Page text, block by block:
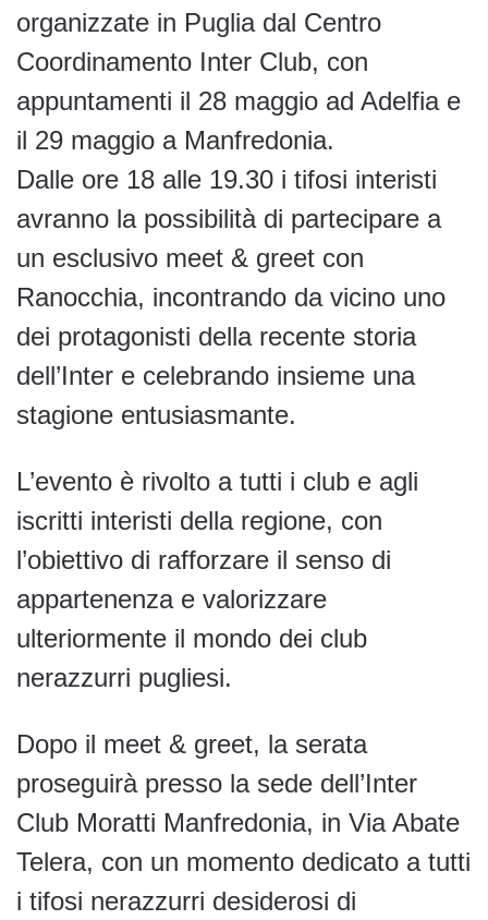
organizzate in Puglia dal Centro
Coordinamento Inter Club, con
appuntamenti il 28 maggio ad Adelfia e
il 29 maggio a Manfredonia.
Dalle ore 18 alle 19.30 i tifosi interisti
avranno la possibilità di partecipare a
un esclusivo meet & greet con
Ranocchia, incontrando da vicino uno
dei protagonisti della recente storia
dell’Inter e celebrando insieme una
stagione entusiasmante.
L’evento è rivolto a tutti i club e agli
iscritti interisti della regione, con
l’obiettivo di rafforzare il senso di
appartenenza e valorizzare
ulteriormente il mondo dei club
nerazzurri pugliesi.
Dopo il meet & greet, la serata
proseguirà presso la sede dell’Inter
Club Moratti Manfredonia, in Via Abate
Telera, con un momento dedicato a tutti
i tifosi nerazzurri desiderosi di